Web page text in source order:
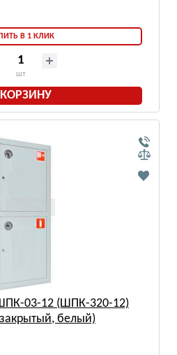
В 1 КЛИК
шт
03-12 (ШПК-320-12)
белый)